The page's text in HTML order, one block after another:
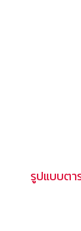
รูปแบบตา